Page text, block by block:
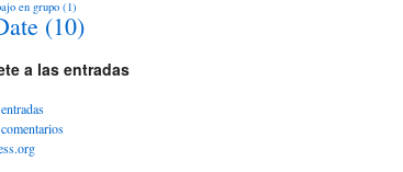
en grupo (1)
(10)
a las entradas